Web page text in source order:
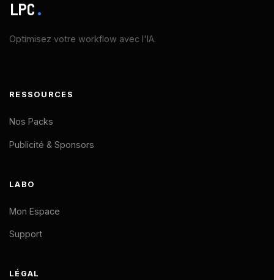
LPC.
Optimisez votre workflow avec l'IA.
RESSOURCES
Nos Packs
Publicité & Sponsors
LABO
Mon Espace
Support
LÉGAL